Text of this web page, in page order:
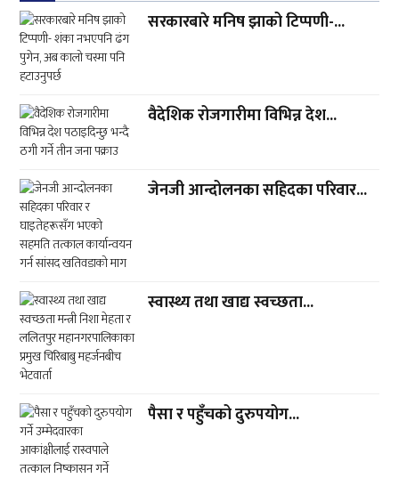
सरकारबारे मनिष झाको टिप्पणी-...
वैदेशिक रोजगारीमा विभिन्न देश...
जेनजी आन्दोलनका सहिदका परिवार...
स्वास्थ्य तथा खाद्य स्वच्छता...
पैसा र पहुँचको दुरुपयोग...